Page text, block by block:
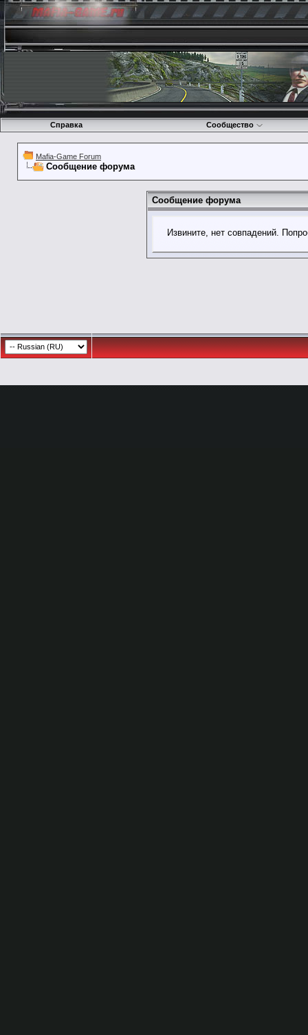
Справка Сообщество
Mafia-Game Forum
Сообщение форума
Сообщение форума
Извините, нет совпадений.